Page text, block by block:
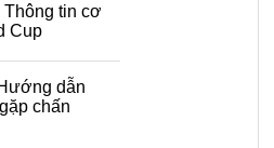
tin cơ
Cup
dẫn
chấn